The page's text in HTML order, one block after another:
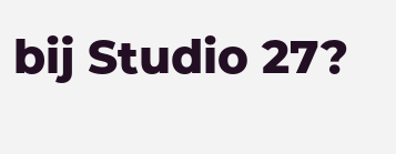
bij Studio 27?